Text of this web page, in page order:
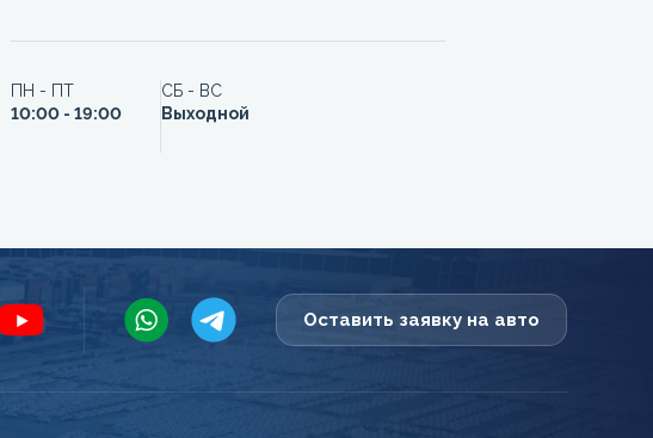
ПН - ПТ
10:00 - 19:00
СБ - ВС
Выходной
Оставить заявку на авто